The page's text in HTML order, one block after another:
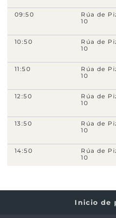
120- Avda. do Alcalde
- Avda. do Alcalde
170- Avda. do Alcalde
- Estrada de
3560 - Estrada de
3380- Cruce Eifonso
- Estrada de
09:50
Rúa de
10
10:50
Rúa de
10
11:50
Rúa de
10
12:50
Rúa de
10
13:50
Rúa de
10
14:50
Rúa de
10
Rúa de
Inicio de